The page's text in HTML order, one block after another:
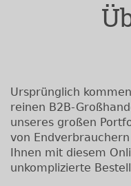
Ursprünglich
reinen B2B-
unseres großen
von
Ihnen mit diesem
unkomplizierte